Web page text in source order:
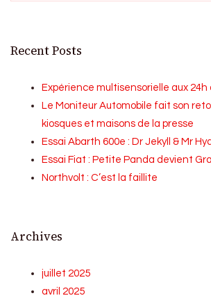
Recent Posts
Expérience multisensorielle aux 24h
Le Moniteur Automobile fait son
kiosques et maisons de la presse
Essai Abarth 600e : Dr Jekyll & Mr
Essai Fiat : Petite Panda devient
Northvolt : C’est la faillite
Archives
juillet 2025
avril 2025